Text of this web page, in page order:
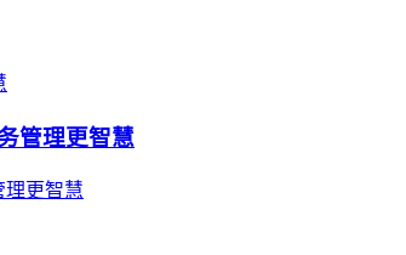
管理更智慧
理更智慧